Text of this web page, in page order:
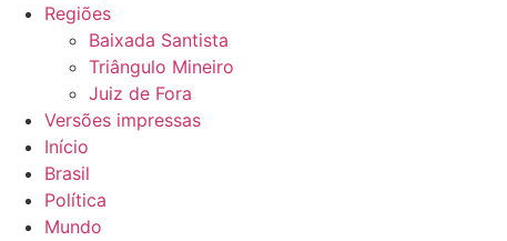
Regiões
Baixada Santista
Triângulo Mineiro
Juiz de Fora
Versões impressas
Início
Brasil
Política
Mundo